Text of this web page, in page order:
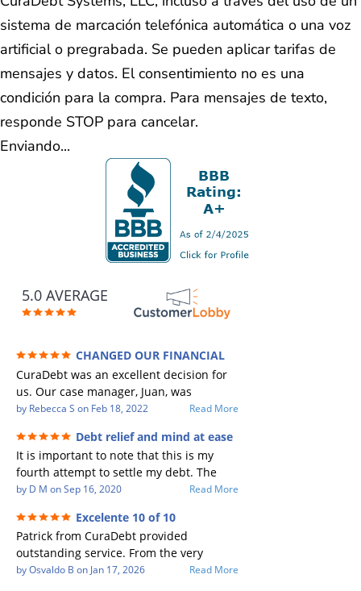
sistema de marcación telefónica automática o una voz
artificial o pregrabada. Se pueden aplicar tarifas de
mensajes y datos. El consentimiento no es una
condición para la compra. Para mensajes de texto,
responde STOP para cancelar.
Enviando...
5.0 AVERAGE
CHANGED OUR FINANCIAL
FUTURE (credit 200 Points / 90 K in debt
GONE)
CuraDebt was an excellent decision for
us. Our case manager, Juan, was
incredible to work with. He and Julio
Every communication was quickly
responded to and all of our questions
were answered. We were able to clear
up in excess of 90 K in debt in a few
years with a manageable payment.
start over and do things the right way.
The collection calls ALL stopped,
CuraDebt handled everything. We had
by Rebecca S on Feb 18, 2022 Read More
Debt relief and mind at ease
It is important to note that this is my
fourth attempt to settle my debt. The
first debt settlement company gave me
a debtor listing me as a charge off on my
credit report, even though they are paid
to date and I am making payments. The
second debt settlement company made
by D M onSep 16, 2020 Read More
Excelente 10 of 10
Patrick from CuraDebt provided
outstanding service. From the very
beginning, he was professional, patient,
byOsvaldo B on Jan 17, 2026 Read More